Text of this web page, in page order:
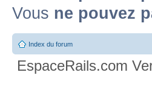
Vous ne pouvez
Index du forum
EspaceRails.com